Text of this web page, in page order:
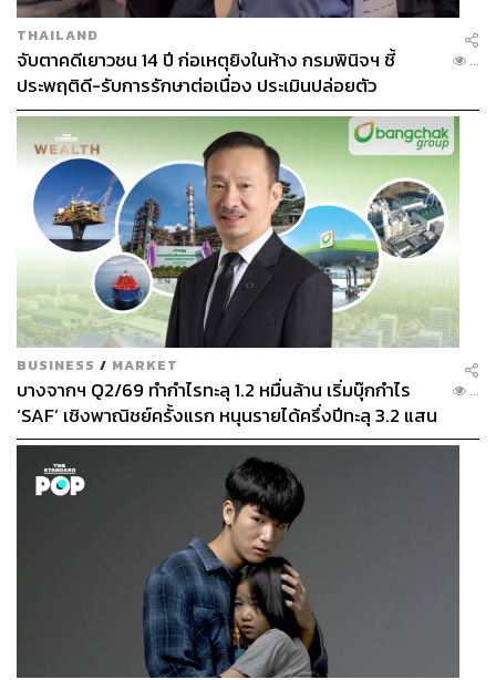
THAILAND
จับตาคดีเยาวชน 14 ปี ก่อเหตุยิงในห้าง กรมพินิจฯ ชี้
ประพฤติดี-รับการรักษาต่อเนื่อง ประเมินปล่อยตัว
...
BUSINESS / MARKET
บางจากฯ Q2/69 ทำกำไรทะลุ 1.2 หมื่นล้าน เริ่มบุ๊กกำไร
‘SAF’ เชิงพาณิชย์ครั้งแรก หนุนรายได้ครึ่งปีทะลุ 3.2 แสน
ล้าน
...